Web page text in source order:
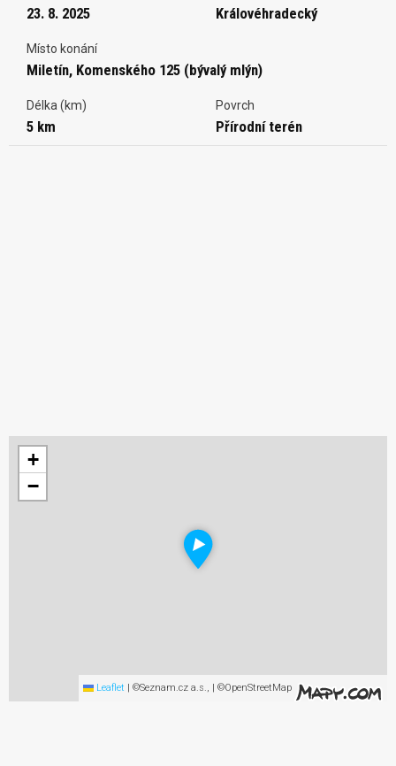
23. 8. 2025 Královéhradecký
Místo konání
Miletín, Komenského 125 (bývalý mlýn)
Délka (km)
5 km
Povrch
Přírodní terén
+
−
Leaflet | ©Seznam.cz a.s., | ©OpenStreetMap